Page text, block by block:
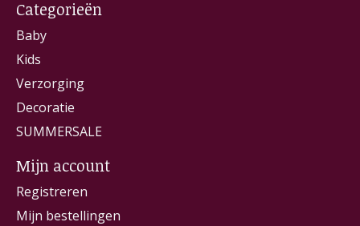
Categorieën
Baby
Kids
Verzorging
Decoratie
SUMMERSALE
Mijn account
Registreren
Mijn bestellingen